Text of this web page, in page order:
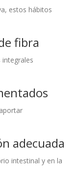
estos hábitos
fibra
integrales
adecuada
intestinal y en la